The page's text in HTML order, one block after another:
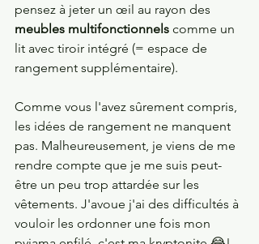
pensez à jeter un œil au rayon des
meubles multifonctionnels comme un
lit avec tiroir intégré (= espace de
rangement supplémentaire).
Comme vous l'avez sûrement compris,
les idées de rangement ne manquent
pas. Malheureusement, je viens de me
rendre compte que je me suis peut-
être un peu trop attardée sur les
vêtements. J'avoue j'ai des difficultés à
vouloir les ordonner une fois mon